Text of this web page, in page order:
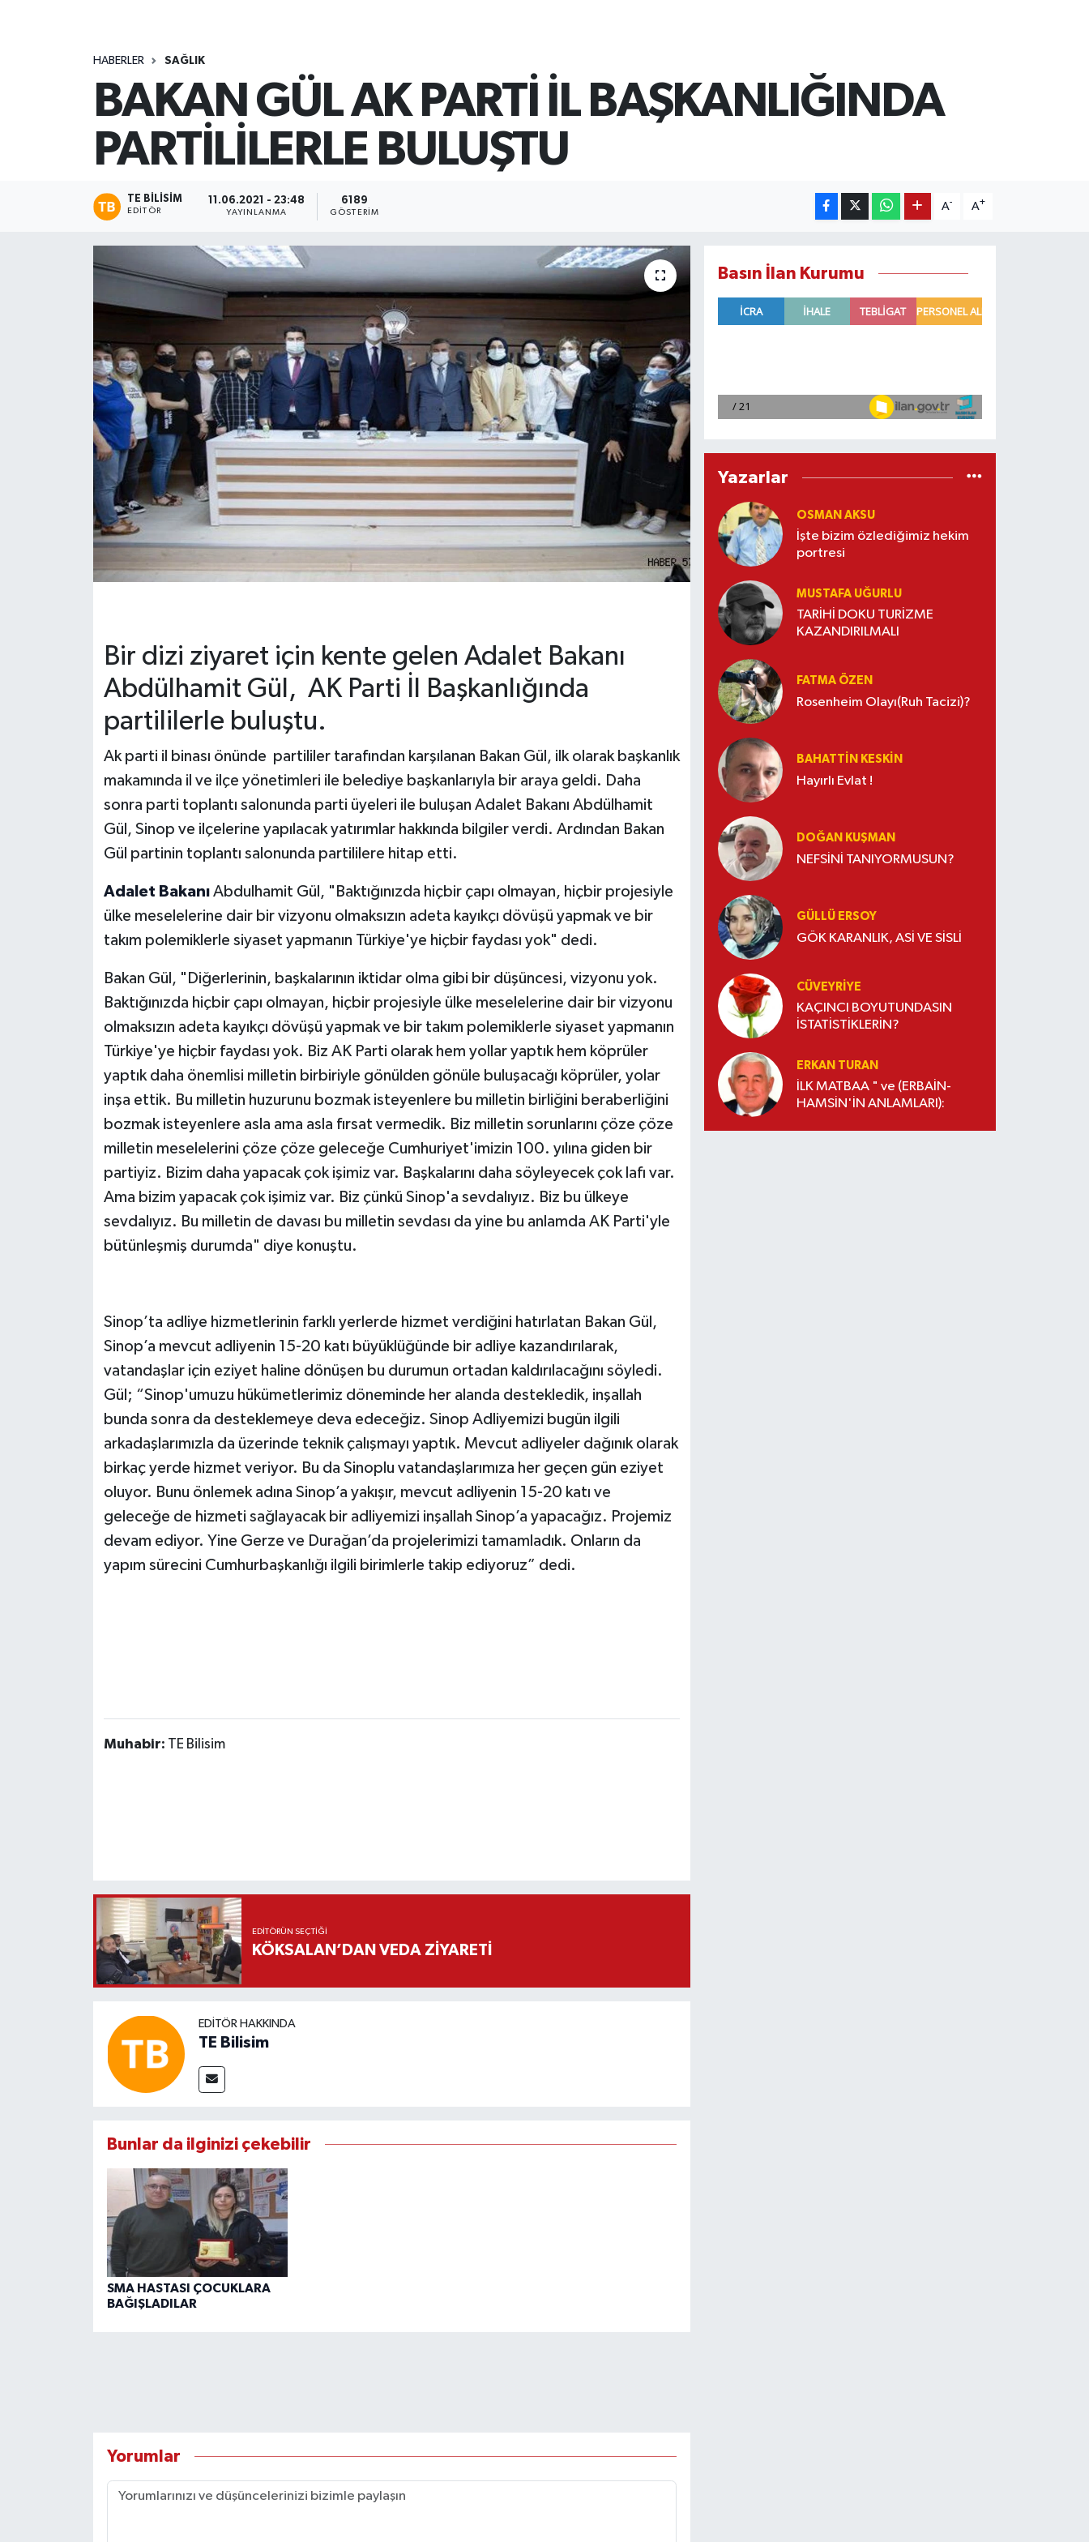
HABERLER SAĞLIK
BAKAN GÜL AK PARTİ İL BAŞKANLIĞINDA
PARTİLİLERLE BULUŞTU
TE BILISIM
EDITÖR
11.06.2021 - 23:48
YAYINLANMA
6189
GÖSTERIM
A- A+
Bir dizi ziyaret için kente gelen Adalet Bakanı
Abdülhamit Gül, AK Parti İl Başkanlığında
partililerle buluştu.
Ak parti il binası önünde partililer tarafından karşılanan Bakan Gül, ilk olarak başkanlık
makamında il ve ilçe yönetimleri ile belediye başkanlarıyla bir araya geldi. Daha
sonra parti toplantı salonunda parti üyeleri ile buluşan Adalet Bakanı Abdülhamit
Gül, Sinop ve ilçelerine yapılacak yatırımlar hakkında bilgiler verdi. Ardından Bakan
Gül partinin toplantı salonunda partililere hitap etti.
Adalet BakanıAbdulhamit Gül, "Baktığınızda hiçbir çapı olmayan, hiçbir projesiyle
ülke meselelerine dair bir vizyonu olmaksızın adeta kayıkçı dövüşü yapmak ve bir
takım polemiklerle siyaset yapmanın Türkiye'ye hiçbir faydası yok" dedi.
Bakan Gül, "Diğerlerinin, başkalarının iktidar olma gibi bir düşüncesi, vizyonu yok.
Baktığınızda hiçbir çapı olmayan, hiçbir projesiyle ülke meselelerine dair bir vizyonu
olmaksızın adeta kayıkçı dövüşü yapmak ve bir takım polemiklerle siyaset yapmanın
Türkiye'ye hiçbir faydası yok. Biz AK Parti olarak hem yollar yaptık hem köprüler
yaptık daha önemlisi milletin birbiriyle gönülden gönüle buluşacağı köprüler, yolar
inşa ettik. Bu milletin huzurunu bozmak isteyenlere bu milletin birliğini beraberliğini
bozmak isteyenlere asla ama asla fırsat vermedik. Biz milletin sorunlarını çöze çöze
milletin meselelerini çöze çöze geleceğe Cumhuriyet'imizin 100. yılına giden bir
partiyiz. Bizim daha yapacak çok işimiz var. Başkalarını daha söyleyecek çok lafı var.
Ama bizim yapacak çok işimiz var. Biz çünkü Sinop'a sevdalıyız. Biz bu ülkeye
sevdalıyız. Bu milletin de davası bu milletin sevdası da yine bu anlamda AK Parti'yle
bütünleşmiş durumda" diye konuştu.
Sinop’ta adliye hizmetlerinin farklı yerlerde hizmet verdiğini hatırlatan Bakan Gül,
Sinop’a mevcut adliyenin 15-20 katı büyüklüğünde bir adliye kazandırılarak,
vatandaşlar için eziyet haline dönüşen bu durumun ortadan kaldırılacağını söyledi.
Gül; “Sinop'umuzu hükümetlerimiz döneminde her alanda destekledik, inşallah
bunda sonra da desteklemeye deva edeceğiz. Sinop Adliyemizi bugün ilgili
arkadaşlarımızla da üzerinde teknik çalışmayı yaptık. Mevcut adliyeler dağınık olarak
birkaç yerde hizmet veriyor. Bu da Sinoplu vatandaşlarımıza her geçen gün eziyet
oluyor. Bunu önlemek adına Sinop’a yakışır, mevcut adliyenin 15-20 katı ve
geleceğe de hizmeti sağlayacak bir adliyemizi inşallah Sinop’a yapacağız. Projemiz
devam ediyor. Yine Gerze ve Durağan’da projelerimizi tamamladık. Onların da
yapım sürecini Cumhurbaşkanlığı ilgili birimlerle takip ediyoruz” dedi.
Muhabir: TE Bilisim
EDITÖRÜN SEÇTIĞI
KÖKSALAN’DAN VEDA ZİYARETİ
EDITÖR HAKKINDA
TE Bilisim
Bunlar da ilginizi çekebilir
SMA HASTASI ÇOCUKLARA
BAĞIŞLADILAR
Yorumlar
Basın İlan Kurumu
Yazarlar
OSMAN AKSU
İşte bizim özlediğimiz hekim
portresi
MUSTAFA UĞURLU
TARİHİ DOKU TURİZME
KAZANDIRILMALI
FATMA ÖZEN
Rosenheim Olayı(Ruh Tacizi)?
BAHATTIN KESKİN
Hayırlı Evlat !
DOĞAN KUŞMAN
NEFSİNİ TANIYORMUSUN?
GÜLLÜ ERSOY
GÖK KARANLIK, ASİ VE SİSLİ
CÜVEYRIYE
KAÇINCI BOYUTUNDASIN
İSTATİSTİKLERİN?
ERKAN TURAN
İLK MATBAA " ve (ERBAİN-
HAMSİN'İN ANLAMLARI):